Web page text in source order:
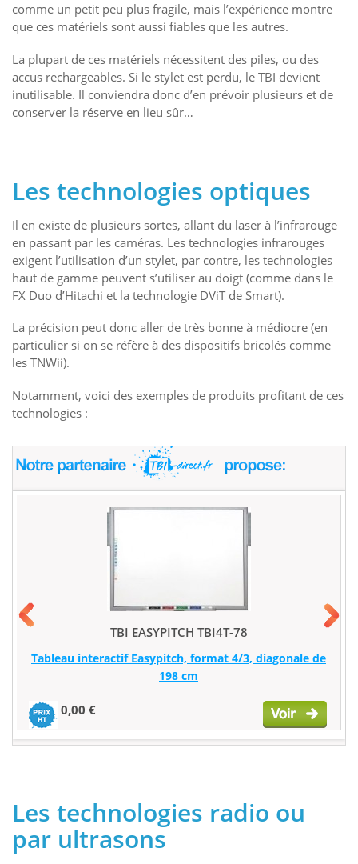
comme un petit peu plus fragile, mais l’expérience montre
que ces matériels sont aussi fiables que les autres.
La plupart de ces matériels nécessitent des piles, ou des
accus rechargeables. Si le stylet est perdu, le TBI devient
inutilisable. Il conviendra donc d’en prévoir plusieurs et de
conserver la réserve en lieu sûr…
Les technologies optiques
Il en existe de plusieurs sortes, allant du laser à l’infrarouge
en passant par les caméras. Les technologies infrarouges
exigent l’utilisation d’un stylet, par contre, les technologies
haut de gamme peuvent s’utiliser au doigt (comme dans le
FX Duo d’Hitachi et la technologie DViT de Smart).
La précision peut donc aller de très bonne à médiocre (en
particulier si on se réfère à des dispositifs bricolés comme
les TNWii).
Notamment, voici des exemples de produits profitant de ces
technologies :
TBI EASYPITCH TBI4T-78
Tableau interactif Easypitch, format 4/3, diagonale de
198 cm
0,00 €
Les technologies radio ou
par ultrasons